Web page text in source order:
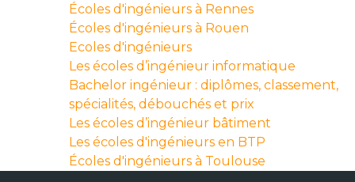
Écoles d'ingénieurs à Rennes
Écoles d'ingénieurs à Rouen
Ecoles d'ingénieurs
Les écoles d’ingénieur informatique
Bachelor ingénieur : diplômes, classement,
spécialités, débouchés et prix
Les écoles d’ingénieur bâtiment
Les écoles d'ingénieurs en BTP
Écoles d'ingénieurs à Toulouse